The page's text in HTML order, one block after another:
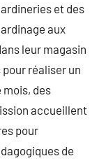
et des
aux
leur magasin
réaliser un
mois, des
accueillent
pour
de